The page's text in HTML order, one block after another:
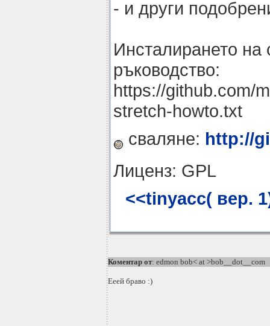
- и други
Инсталирането на
ръководство:
https://github.com/
stretch-howto.txt
сваляне: http://
Лиценз: GPL
<<tinyacc( вер.
Коментар от: edmon bob< at >bob__dot__com
Ееей браво :)